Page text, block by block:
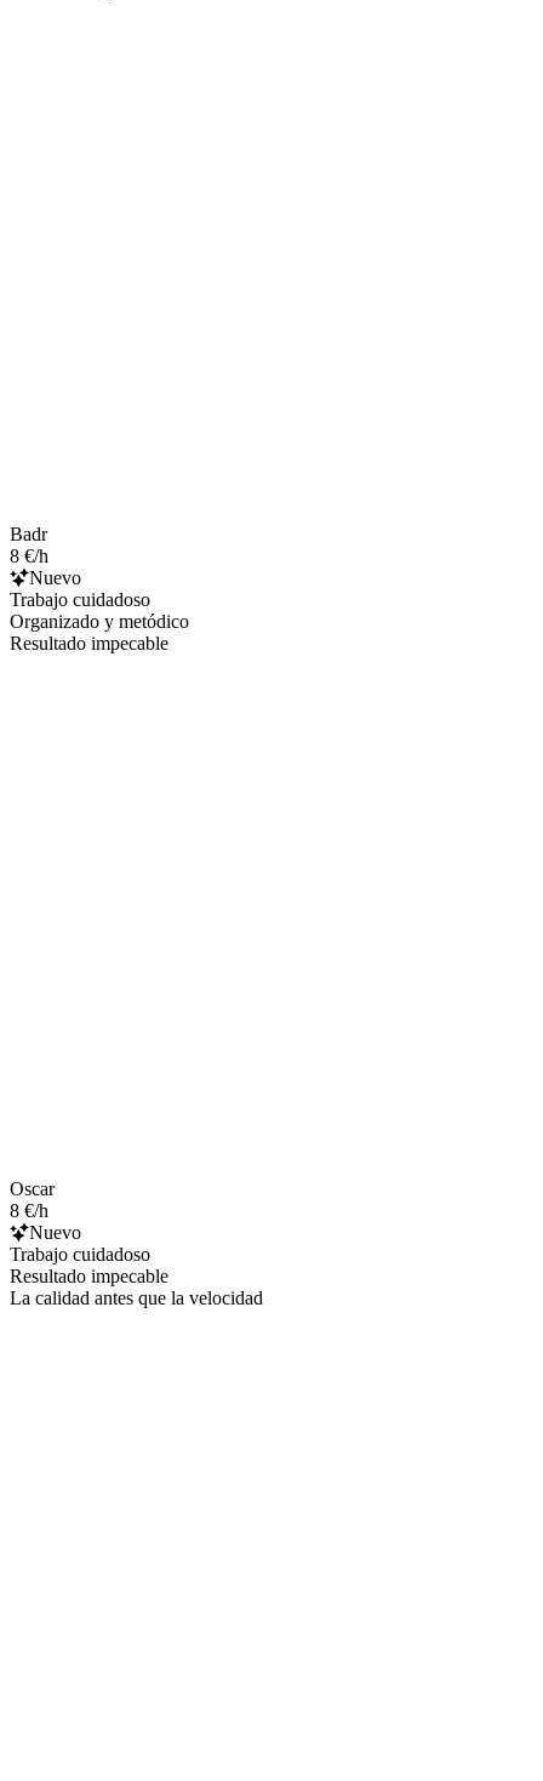
Badr
8 €/h
Nuevo
Trabajo cuidadoso
Organizado y metódico
Resultado impecable
Oscar
8 €/h
Nuevo
Trabajo cuidadoso
Resultado impecable
La calidad antes que la velocidad